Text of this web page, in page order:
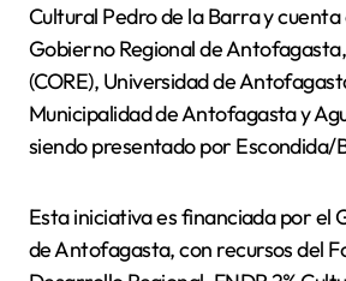
Cultural Pedro de la Barra y cuenta
Gobierno Regional de
(CORE), Universidad de
Municipalidad de Antofagasta y
siendo presentado por Escondida/
Esta iniciativa es financiada por el
de Antofagasta, con recursos del